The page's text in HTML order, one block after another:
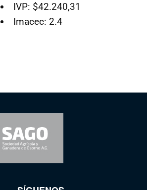
IVP: $42.240,31
Imacec: 2.4